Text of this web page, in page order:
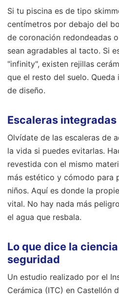
Si tu piscina es de tipo
centímetros por debajo del
de coronación redondeadas
sean agradables al tacto. Si
"infinity", existen rejillas
que el resto del suelo.
de diseño.
Escaleras integradas
Olvídate de las escaleras de
la vida si puedes evitarlas.
revestida con el mismo
más estético y cómodo para
niños. Aquí es donde la
vital. No hay nada más
el agua que resbala.
Lo que dice la
seguridad
Un estudio realizado por el
Cerámica (ITC) en Castellón